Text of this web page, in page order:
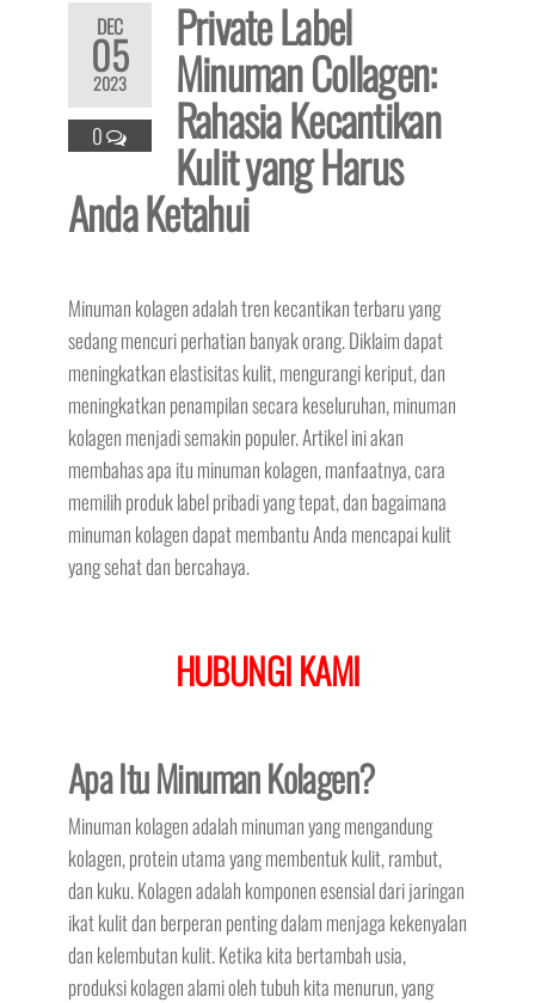
DEC
05
2023
0
Private Label
Minuman Collagen:
Rahasia Kecantikan
Kulit yang Harus
Anda Ketahui
Minuman kolagen adalah tren kecantikan terbaru yang
sedang mencuri perhatian banyak orang. Diklaim dapat
meningkatkan elastisitas kulit, mengurangi keriput, dan
meningkatkan penampilan secara keseluruhan, minuman
kolagen menjadi semakin populer. Artikel ini akan
membahas apa itu minuman kolagen, manfaatnya, cara
memilih produk label pribadi yang tepat, dan bagaimana
minuman kolagen dapat membantu Anda mencapai kulit
yang sehat dan bercahaya.
HUBUNGI KAMI
Apa Itu Minuman Kolagen?
Minuman kolagen adalah minuman yang mengandung
kolagen, protein utama yang membentuk kulit, rambut,
dan kuku. Kolagen adalah komponen esensial dari jaringan
ikat kulit dan berperan penting dalam menjaga kekenyalan
dan kelembutan kulit. Ketika kita bertambah usia,
produksi kolagen alami oleh tubuh kita menurun, yang